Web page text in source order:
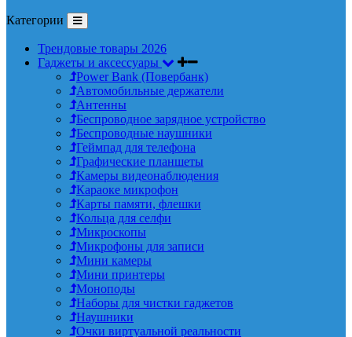
Категории
Трендовые товары 2026
Гаджеты и аксессуары
Power Bank (Повербанк)
Автомобильные держатели
Антенны
Беспроводное зарядное устройство
Беспроводные наушники
Геймпад для телефона
Графические планшеты
Камеры видеонаблюдения
Караоке микрофон
Карты памяти, флешки
Кольца для селфи
Микроскопы
Микрофоны для записи
Мини камеры
Мини принтеры
Моноподы
Наборы для чистки гаджетов
Наушники
Очки виртуальной реальности